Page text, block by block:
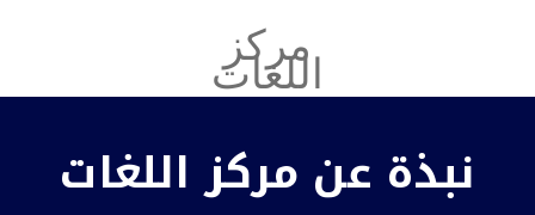
مركز
اللغات
نبذة عن مركز اللغات